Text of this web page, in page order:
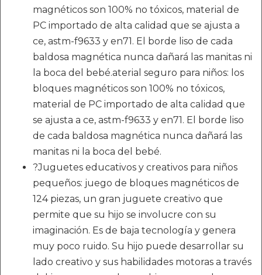
magnéticos son 100% no tóxicos, material de
PC importado de alta calidad que se ajusta a
ce, astm-f9633 y en71. El borde liso de cada
baldosa magnética nunca dañará las manitas ni
la boca del bebé.aterial seguro para niños: los
bloques magnéticos son 100% no tóxicos,
material de PC importado de alta calidad que
se ajusta a ce, astm-f9633 y en71. El borde liso
de cada baldosa magnética nunca dañará las
manitas ni la boca del bebé.
?Juguetes educativos y creativos para niños
pequeños: juego de bloques magnéticos de
124 piezas, un gran juguete creativo que
permite que su hijo se involucre con su
imaginación. Es de baja tecnología y genera
muy poco ruido. Su hijo puede desarrollar su
lado creativo y sus habilidades motoras a través